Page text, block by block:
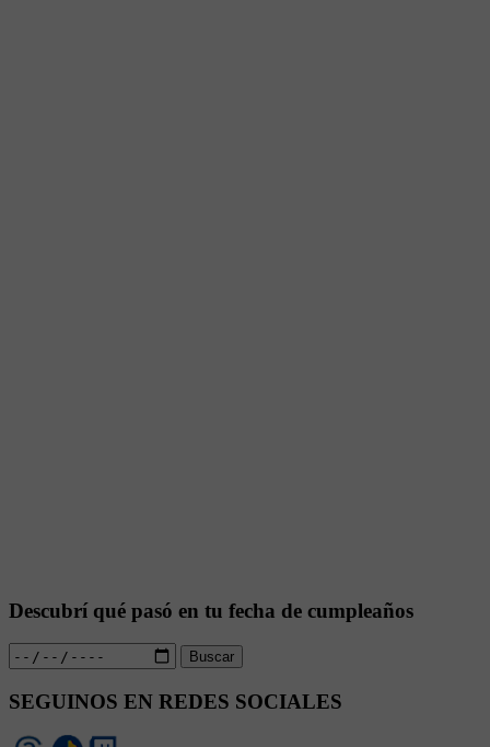
Descubrí qué pasó en tu fecha de cumpleaños
Buscar
SEGUINOS EN REDES SOCIALES